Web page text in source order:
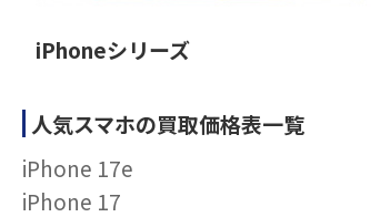
iPhoneシリーズ
人気スマホの買取価格表一覧
iPhone 17e
iPhone 17